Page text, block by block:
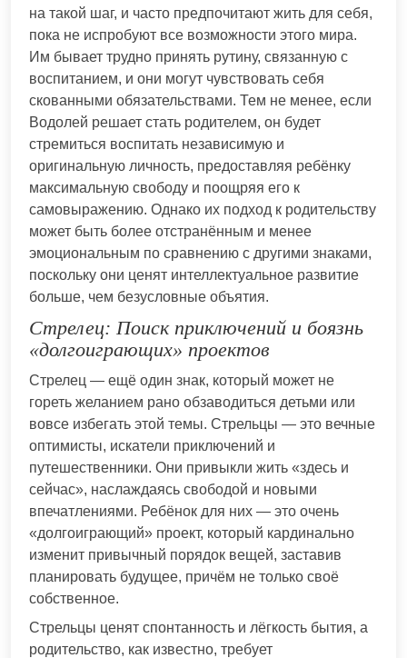
на такой шаг, и часто предпочитают жить для себя,
пока не испробуют все возможности этого мира.
Им бывает трудно принять рутину, связанную с
воспитанием, и они могут чувствовать себя
скованными обязательствами. Тем не менее, если
Водолей решает стать родителем, он будет
стремиться воспитать независимую и
оригинальную личность, предоставляя ребёнку
максимальную свободу и поощряя его к
самовыражению. Однако их подход к родительству
может быть более отстранённым и менее
эмоциональным по сравнению с другими знаками,
поскольку они ценят интеллектуальное развитие
больше, чем безусловные объятия.
Стрелец: Поиск приключений и боязнь
«долгоиграющих» проектов
Стрелец — ещё один знак, который может не
гореть желанием рано обзаводиться детьми или
вовсе избегать этой темы. Стрельцы — это вечные
оптимисты, искатели приключений и
путешественники. Они привыкли жить «здесь и
сейчас», наслаждаясь свободой и новыми
впечатлениями. Ребёнок для них — это очень
«долгоиграющий» проект, который кардинально
изменит привычный порядок вещей, заставив
планировать будущее, причём не только своё
собственное.
Стрельцы ценят спонтанность и лёгкость бытия, а
родительство, как известно, требует